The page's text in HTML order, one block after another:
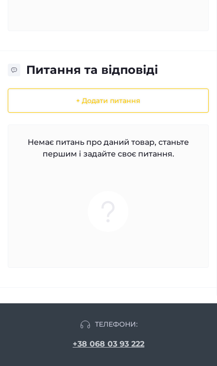
Питання та відповіді
+ Додати питання
Немає питань про даний товар, станьте
першим і задайте своє питання.
ТЕЛЕФОНИ:
+38 068 03 93 222